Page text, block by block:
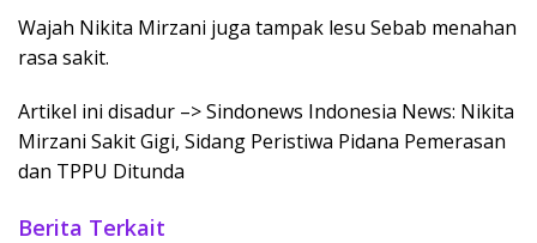
Wajah Nikita Mirzani juga tampak lesu Sebab menahan
rasa sakit.
Artikel ini disadur –> Sindonews Indonesia News: Nikita
Mirzani Sakit Gigi, Sidang Peristiwa Pidana Pemerasan
dan TPPU Ditunda
Berita Terkait